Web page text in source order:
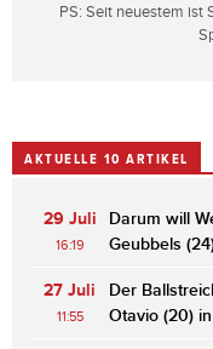
PS: Seit neuestem ist
AKTUELLE 10 ARTIKEL
29 Juli
16:19
Darum will
Geubbels
27 Juli
11:55
Der
Otavio (20)